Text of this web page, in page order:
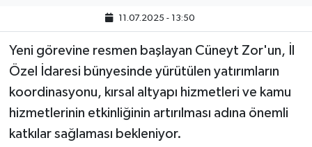
11.07.2025 - 13:50
Yeni görevine resmen başlayan Cüneyt Zor'un, İl
Özel İdaresi bünyesinde yürütülen yatırımların
koordinasyonu, kırsal altyapı hizmetleri ve kamu
hizmetlerinin etkinliğinin artırılması adına önemli
katkılar sağlaması bekleniyor.
MAKALE
POLİTİKA
REKLAM
SAĞLIK